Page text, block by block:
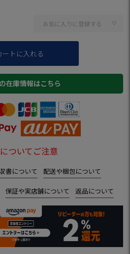
お気に入りに登録する
ートに入れる
在庫情報はこちら
ついてご注意
書について 配送や梱包について
保証や実店舗について 返品について